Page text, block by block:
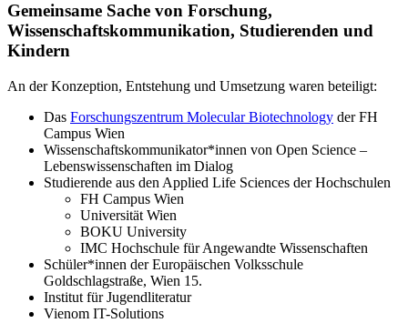
Gemeinsame Sache von Forschung,
Wissenschaftskommunikation, Studierenden und
Kindern
An der Konzeption, Entstehung und Umsetzung waren beteiligt:
Das Forschungszentrum Molecular Biotechnology der FH
Campus Wien
Wissenschaftskommunikator*innen von Open Science –
Lebenswissenschaften im Dialog
Studierende aus den Applied Life Sciences der Hochschulen
FH Campus Wien
Universität Wien
BOKU University
IMC Hochschule für Angewandte Wissenschaften
Schüler*innen der Europäischen Volksschule
Goldschlagstraße, Wien 15.
Institut für Jugendliteratur
Vienom IT-Solutions